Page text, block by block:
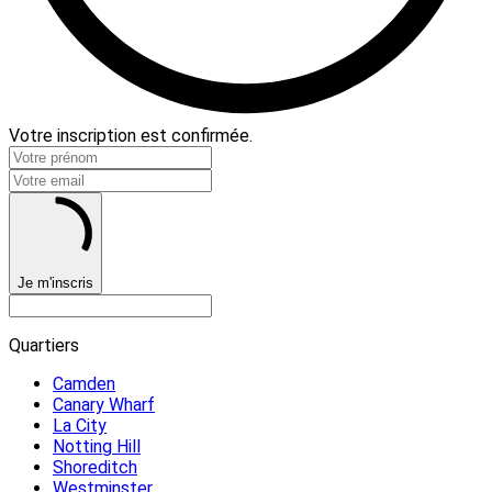
Votre inscription est confirmée.
Je m'inscris
Quartiers
Camden
Canary Wharf
La City
Notting Hill
Shoreditch
Westminster